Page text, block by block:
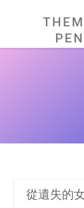
從遺失的